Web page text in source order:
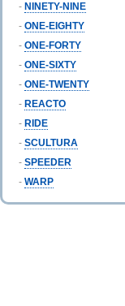
- NINETY-NINE
- ONE-EIGHTY
- ONE-FORTY
- ONE-SIXTY
- ONE-TWENTY
- REACTO
- RIDE
- SCULTURA
- SPEEDER
- WARP